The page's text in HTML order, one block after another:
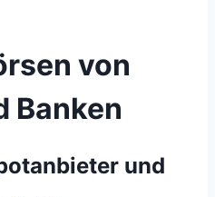
von
Banken
und